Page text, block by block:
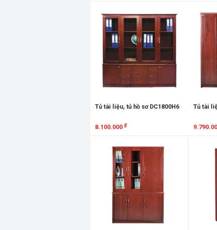
Tủ tài liệu, tủ hồ sơ DC1800H6
8.100.000 ₫
Tủ tài